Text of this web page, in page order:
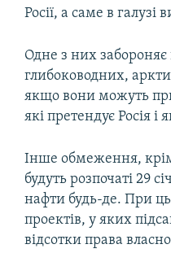
Росії, а саме в
Одне з них забороняє
глибоководних,
якщо вони можуть
які претендує Росія і
Інше обмеження, крім
будуть розпочаті 29
нафти будь-де. При
проектів, у яких
відсотки права